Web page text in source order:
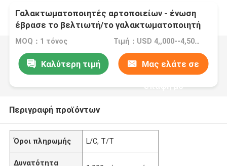
Γαλακτωματοποιητές αρτοποιείων - ένωση
έβρασε το βελτιωτή/το γαλακτωματοποιητή
κουλουριών στον ατμό - άσπρη σκόνη - GB2760
MOQ：1 τόνος Τιμή：USD 4,,000--4,500/ton FOB Port Guangzhou, China
Καλύτερη τιμή Μας ελάτε σε
επαφή με
Περιγραφή προϊόντων
Όροι πληρωμής L/C, T/T
Δυνατότητα